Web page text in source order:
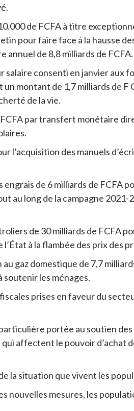
de FCFA à titre
pour faire face à la hausse
de 8,8 milliards de FCFA.
salaire consenti en janvier aux
un montant de 1,7 milliards de
de la vie.
par transfert monétaire
l’acquisition des manuels
de 6 milliards de FCFA
au long de la campagne 2021-
de 30 milliards de FCFA
à la flambée des prix des
gaz domestique de 7,7
soutenir les ménages.
prises en faveur du
portée au soutien
affectent le pouvoir d’achat
la situation que vivent les
nouvelles mesures, les